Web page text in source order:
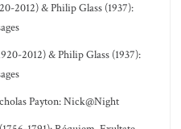
2012) & Philip Glass (1937):
2012) & Philip Glass (1937):
Payton: Nick@Night